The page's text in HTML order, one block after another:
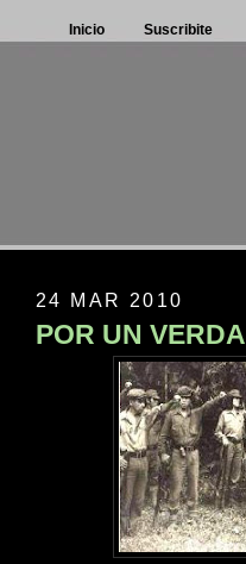
Inicio Suscribite
24 MAR 2010
POR UN